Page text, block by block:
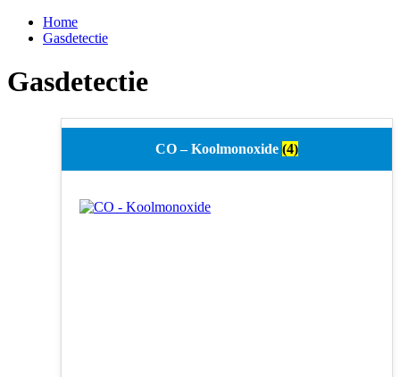
Home
Gasdetectie
Gasdetectie
CO – Koolmonoxide (4)